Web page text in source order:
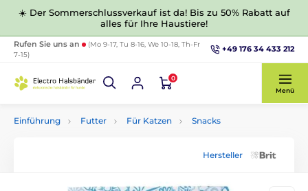
☀️ Der Sommerschlussverkauf ist da! Bis zu 50% Rabatt auf
alles für Ihre Haustiere!
Rufen Sie uns an
(Mo 9-17, Tu 8-16, We 10-18, Th-Fr
7-15)
+49 176 34 433 212
0
Menü
Einführung Futter Für Katzen Snacks
Hersteller